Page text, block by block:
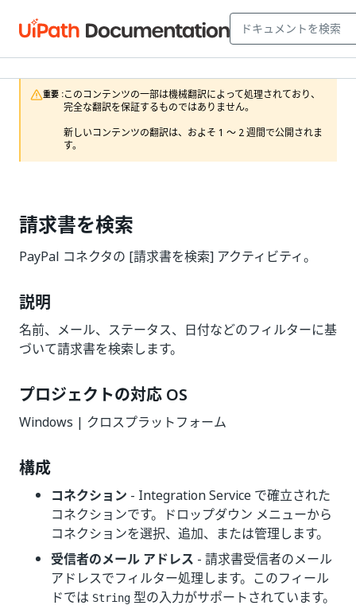
重要 :このコンテンツの一部は機械翻訳によって処理されており、
完全な翻訳を保証するものではありません。
新しいコンテンツの翻訳は、およそ 1 ～ 2 週間で公開されま
す。
請求書を検索
PayPal コネクタの [請求書を検索] アクティビティ。
説明
名前、メール、ステータス、日付などのフィルターに基
づいて請求書を検索します。
プロジェクトの対応 OS
Windows | クロスプラットフォーム
構成
コネクション - Integration Service で確立された
コネクションです。ドロップダウン メニューから
コネクションを選択、追加、または管理します。
受信者のメール アドレス - 請求書受信者のメール
アドレスでフィルター処理します。このフィール
ドでは String 型の入力がサポートされています。